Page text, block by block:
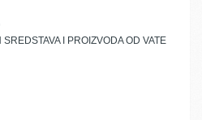
I PROIZVODA OD VATE